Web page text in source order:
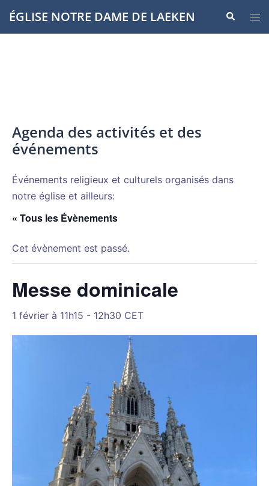
Aller
auÉGLISE NOTRE DAME DE LAEKEN
le
Agenda des activités et des
événements
Événements religieux et culturels organisés dans
notre église et ailleurs:
« Tous les Évènements
Cet évènement est passé.
Messe dominicale
1 février à 11h15 - 12h30 CET